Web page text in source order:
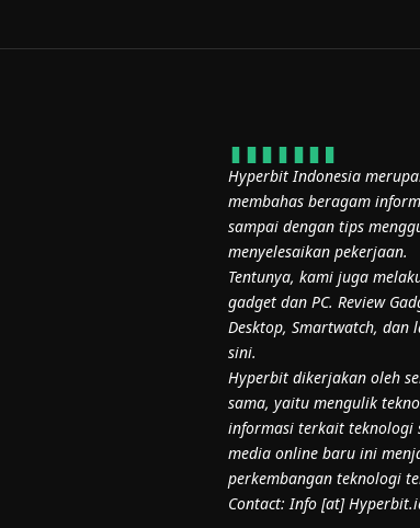
Hyperbit Indonesia
membahas beragam
sampai dengan tips
menyelesaikan pekerjaan.
Tentunya, kami juga
gadget dan PC. Review
Desktop, Smartwatch, dan
sini.
Hyperbit dikerjakan oleh
sama, yaitu mengulik
informasi terkait teknologi
media online baru ini
perkembangan teknologi
Contact: Info [at]